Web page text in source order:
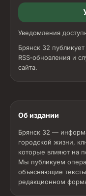
Уведомления
Брянск 32
RSS‑обновления и
сайта.
Об издании
Брянск 32 —
городской жизни,
которые влияют на
Мы публикуем
объясняющие
редакционном